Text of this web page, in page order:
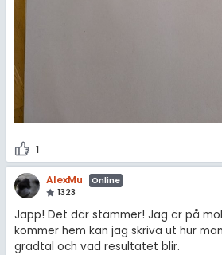
1
AlexMu
Online
1323
Japp! Det där stämmer! Jag är på
kommer hem kan jag skriva ut hur
gradtal och vad resultatet blir.